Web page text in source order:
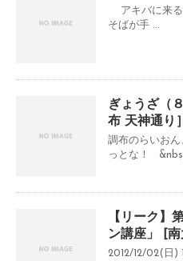
アキバに来る
そばが手 ...
ぎょうざ（
布 天神通り］
調布のらいお
っとな！
【リーク】
ン講座」 [
2012/12/02(日)